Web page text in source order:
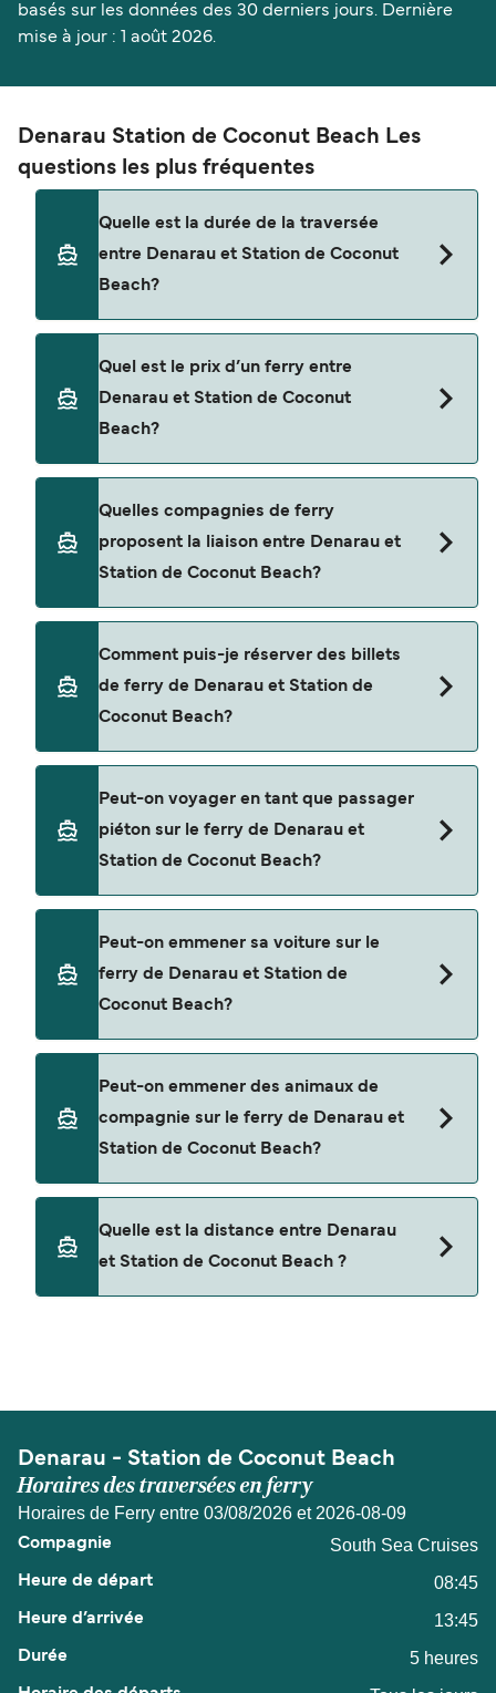
basés sur les données des 30 derniers jours. Dernière
mise à jour : 1 août 2026.
Denarau Station de Coconut Beach Les
questions les plus fréquentes
Quelle est la durée de la traversée
entre Denarau et Station de Coconut
Beach?
des traversées peut varier d'une saison à l'autre.
Nous vous conseillons donc de vérifier ce qu'il en
est, pour le départ de votre choix.
Quel est le prix d’un ferry entre
Denarau et Station de Coconut
Beach?
saison. Le prix moyen de Denarau à Station de
Coconut Beach est de $592. Prix hors frais de
réservation.
Quelles compagnies de ferry
proposent la liaison entre Denarau et
Station de Coconut Beach?
Comment puis-je réserver des billets
de ferry de Denarau et Station de
Coconut Beach?
recherche et consultez notre page d'offres pour
consulter les dernières promotions disponibles.
Peut-on voyager en tant que passager
piéton sur le ferry de Denarau et
Station de Coconut Beach?
avec
Peut-on emmener sa voiture sur le
ferry de Denarau et Station de
Coconut Beach?
ferry entre Denarau et Station de Coconut Beach.
Peut-on emmener des animaux de
compagnie sur le ferry de Denarau et
Station de Coconut Beach?
pas autorisés à bord pour les traversées entre
Quelle est la distance entre Denarau
et Station de Coconut Beach ?
Denarau - Station de Coconut Beach
Horaires des traversées en ferry
Horaires de Ferry entre 03/08/2026 et 2026-08-09
South Sea Cruises
08:45
13:45
5 heures